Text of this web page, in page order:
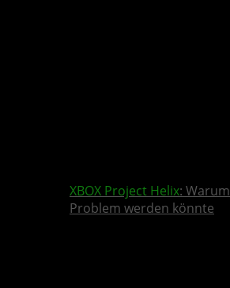
XBOX Project Helix: Warum
Problem werden könnte